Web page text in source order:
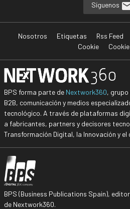
Síguenos
Nosotros Etiquetas Rss Feed
Cookie
BPS forma parte de Nextwork360,
B2B, comunicación y medios
tecnológico. A través de plataformas
a fabricantes, partners y decisores
Transformación Digital, la Innovación y
BPS (Business Publications Spain),
de Nextwork360.